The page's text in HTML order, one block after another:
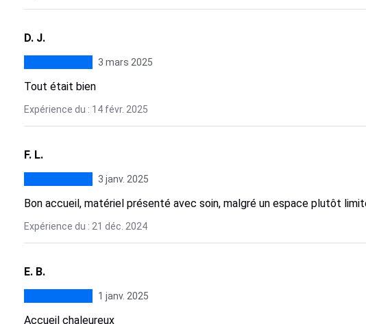
D. J.
3 mars 2025
Tout était bien
Expérience du : 14 févr. 2025
F. L.
3 janv. 2025
Bon accueil, matériel présenté avec soin, malgré un espace plutôt
Expérience du : 21 déc. 2024
E. B.
1 janv. 2025
Accueil chaleureux